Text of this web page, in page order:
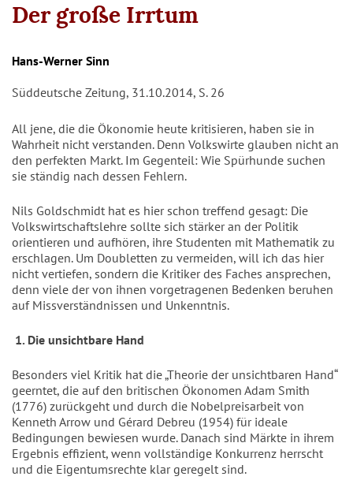
Der große Irrtum
Autor/en
Hans-Werner Sinn
Süddeutsche Zeitung, 31.10.2014, S. 26
All jene, die die Ökonomie heute kritisieren, haben sie in
Wahrheit nicht verstanden. Denn Volkswirte glauben nicht an
den perfekten Markt. Im Gegenteil: Wie Spürhunde suchen
sie ständig nach dessen Fehlern.
Nils Goldschmidt hat es hier schon treffend gesagt: Die
Volkswirtschaftslehre sollte sich stärker an der Politik
orientieren und aufhören, ihre Studenten mit Mathematik zu
erschlagen. Um Doubletten zu vermeiden, will ich das hier
nicht vertiefen, sondern die Kritiker des Faches ansprechen,
denn viele der von ihnen vorgetragenen Bedenken beruhen
auf Missverständnissen und Unkenntnis.
1. Die unsichtbare Hand
Besonders viel Kritik hat die „Theorie der unsichtbaren Hand“
geerntet, die auf den britischen Ökonomen Adam Smith
(1776) zurückgeht und durch die Nobelpreisarbeit von
Kenneth Arrow und Gérard Debreu (1954) für ideale
Bedingungen bewiesen wurde. Danach sind Märkte in ihrem
Ergebnis effizient, wenn vollständige Konkurrenz herrscht
und die Eigentumsrechte klar geregelt sind.